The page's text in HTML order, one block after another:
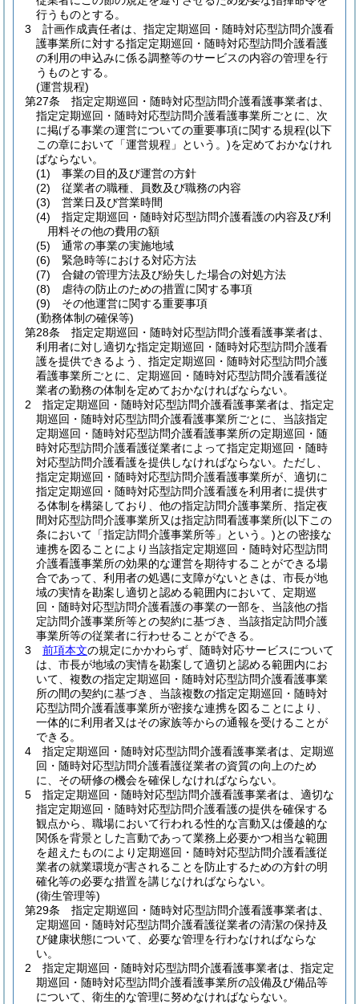
行うものとする。
3
計画作成責任者は、指定定期巡回・随時対応型訪問介護看
護事業所に対する指定定期巡回・随時対応型訪問介護看護
の利用の申込みに係る調整等のサービスの内容の管理を行
うものとする。
(運営規程)
第27条
指定定期巡回・随時対応型訪問介護看護事業者は、
指定定期巡回・随時対応型訪問介護看護事業所ごとに、次
に掲げる事業の運営についての重要事項に関する規程(以下
この章において「運営規程」という。)を定めておかなけれ
ばならない。
(1)
事業の目的及び運営の方針
(2)
従業者の職種、員数及び職務の内容
(3)
営業日及び営業時間
(4)
指定定期巡回・随時対応型訪問介護看護の内容及び利
用料その他の費用の額
(5)
通常の事業の実施地域
(6)
緊急時等における対応方法
(7)
合鍵の管理方法及び紛失した場合の対処方法
(8)
虐待の防止のための措置に関する事項
(9)
その他運営に関する重要事項
(勤務体制の確保等)
第28条
指定定期巡回・随時対応型訪問介護看護事業者は、
利用者に対し適切な指定定期巡回・随時対応型訪問介護看
護を提供できるよう、指定定期巡回・随時対応型訪問介護
看護事業所ごとに、定期巡回・随時対応型訪問介護看護従
業者の勤務の体制を定めておかなければならない。
2
指定定期巡回・随時対応型訪問介護看護事業者は、指定定
期巡回・随時対応型訪問介護看護事業所ごとに、当該指定
定期巡回・随時対応型訪問介護看護事業所の定期巡回・随
時対応型訪問介護看護従業者によって指定定期巡回・随時
対応型訪問介護看護を提供しなければならない。 ただし、
指定定期巡回・随時対応型訪問介護看護事業所が、適切に
指定定期巡回・随時対応型訪問介護看護を利用者に提供す
る体制を構築しており、他の指定訪問介護事業所、指定夜
間対応型訪問介護事業所又は指定訪問看護事業所(以下この
条において「指定訪問介護事業所等」という。)との密接な
連携を図ることにより当該指定定期巡回・随時対応型訪問
介護看護事業所の効果的な運営を期待することができる場
合であって、利用者の処遇に支障がないときは、市長が地
域の実情を勘案し適切と認める範囲内において、定期巡
回・随時対応型訪問介護看護の事業の一部を、当該他の指
定訪問介護事業所等との契約に基づき、当該指定訪問介護
事業所等の従業者に行わせることができる。
3
前項本文の規定にかかわらず、随時対応サービスについて
は、市長が地域の実情を勘案して適切と認める範囲内にお
いて、複数の指定定期巡回・随時対応型訪問介護看護事業
所の間の契約に基づき、当該複数の指定定期巡回・随時対
応型訪問介護看護事業所が密接な連携を図ることにより、
一体的に利用者又はその家族等からの通報を受けることが
できる。
4
指定定期巡回・随時対応型訪問介護看護事業者は、定期巡
回・随時対応型訪問介護看護従業者の資質の向上のため
に、その研修の機会を確保しなければならない。
5
指定定期巡回・随時対応型訪問介護看護事業者は、適切な
指定定期巡回・随時対応型訪問介護看護の提供を確保する
観点から、職場において行われる性的な言動又は優越的な
関係を背景とした言動であって業務上必要かつ相当な範囲
を超えたものにより定期巡回・随時対応型訪問介護看護従
業者の就業環境が害されることを防止するための方針の明
確化等の必要な措置を講じなければならない。
(衛生管理等)
第29条
指定定期巡回・随時対応型訪問介護看護事業者は、
定期巡回・随時対応型訪問介護看護従業者の清潔の保持及
び健康状態について、必要な管理を行わなければならな
い。
2
指定定期巡回・随時対応型訪問介護看護事業者は、指定定
期巡回・随時対応型訪問介護看護事業所の設備及び備品等
について、衛生的な管理に努めなければならない。